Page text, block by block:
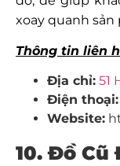
xoay quanh sản
Thông tin liên
Địa chỉ: 51
Điện thoại:
Website:
10. Đồ Cũ